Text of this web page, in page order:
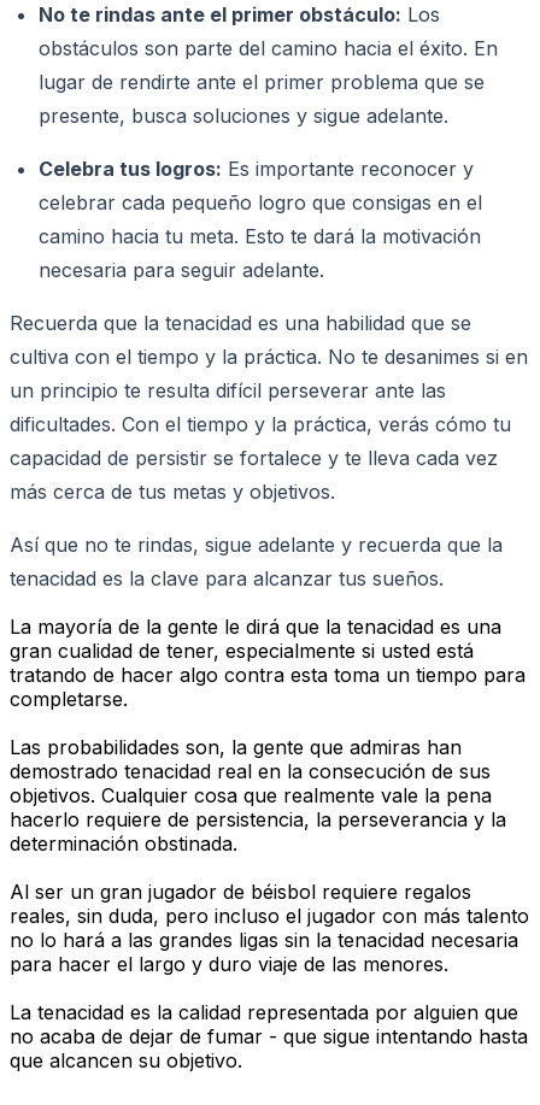
No te rindas ante el primer obstáculo: Los
obstáculos son parte del camino hacia el éxito. En
lugar de rendirte ante el primer problema que se
presente, busca soluciones y sigue adelante.
Celebra tus logros: Es importante reconocer y
celebrar cada pequeño logro que consigas en el
camino hacia tu meta. Esto te dará la motivación
necesaria para seguir adelante.
Recuerda que la tenacidad es una habilidad que se
cultiva con el tiempo y la práctica. No te desanimes si en
un principio te resulta difícil perseverar ante las
dificultades. Con el tiempo y la práctica, verás cómo tu
capacidad de persistir se fortalece y te lleva cada vez
más cerca de tus metas y objetivos.
Así que no te rindas, sigue adelante y recuerda que la
tenacidad es la clave para alcanzar tus sueños.
La mayoría de la gente le dirá que la tenacidad es una
gran cualidad de tener, especialmente si usted está
tratando de hacer algo contra esta toma un tiempo para
completarse.
Las probabilidades son, la gente que admiras han
demostrado tenacidad real en la consecución de sus
objetivos. Cualquier cosa que realmente vale la pena
hacerlo requiere de persistencia, la perseverancia y la
determinación obstinada.
Al ser un gran jugador de béisbol requiere regalos
reales, sin duda, pero incluso el jugador con más talento
no lo hará a las grandes ligas sin la tenacidad necesaria
para hacer el largo y duro viaje de las menores.
La tenacidad es la calidad representada por alguien que
no acaba de dejar de fumar - que sigue intentando hasta
que alcancen su objetivo.